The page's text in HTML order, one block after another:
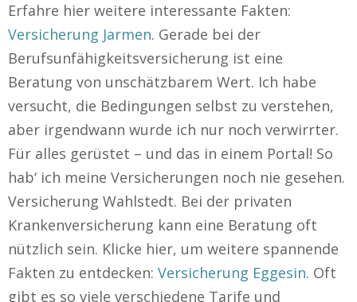
Erfahre hier weitere interessante Fakten:
Versicherung Jarmen. Gerade bei der
Berufsunfähigkeitsversicherung ist eine
Beratung von unschätzbarem Wert. Ich habe
versucht, die Bedingungen selbst zu verstehen,
aber irgendwann wurde ich nur noch verwirrter.
Für alles gerüstet – und das in einem Portal! So
hab‘ ich meine Versicherungen noch nie gesehen.
Versicherung Wahlstedt. Bei der privaten
Krankenversicherung kann eine Beratung oft
nützlich sein. Klicke hier, um weitere spannende
Fakten zu entdecken: Versicherung Eggesin. Oft
gibt es so viele verschiedene Tarife und